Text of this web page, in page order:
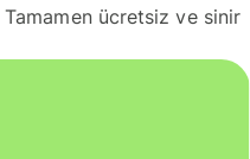
ücretsiz ve sinir